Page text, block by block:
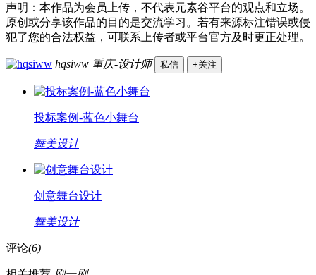
声明：本作品为会员上传，不代表元素谷平台的观点和立场。
原创或分享该作品的目的是交流学习。若有来源标注错误或侵
犯了您的合法权益，可联系上传者或平台官方及时更正处理。
hqsiww 重庆-设计师 私信 +关注
投标案例-蓝色小舞台
舞美设计
创意舞台设计
舞美设计
评论(6)